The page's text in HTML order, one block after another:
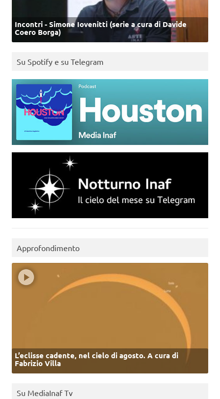
Incontri - Simone Iovenitti (serie a cura di Davide
Coero Borga)
Su Spotify e su Telegram
Approfondimento
L’eclisse cadente, nel cielo di agosto. A cura di
Fabrizio Villa
Su MediaInaf Tv